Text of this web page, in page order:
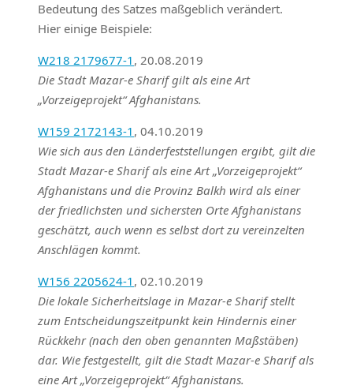
Bedeutung des Satzes maßgeblich verändert.
Hier einige Beispiele:
W218 2179677-1 , 20.08.2019
Die Stadt Mazar-e Sharif gilt als eine Art
„Vorzeigeprojekt“ Afghanistans.
W159 2172143-1 , 04.10.2019
Wie sich aus den Länderfeststellungen ergibt, gilt die
Stadt Mazar-e Sharif als eine Art „Vorzeigeprojekt“
Afghanistans und die Provinz Balkh wird als einer
der friedlichsten und sichersten Orte Afghanistans
geschätzt, auch wenn es selbst dort zu vereinzelten
Anschlägen kommt.
W156 2205624-1 , 02.10.2019
Die lokale Sicherheitslage in Mazar-e Sharif stellt
zum Entscheidungszeitpunkt kein Hindernis einer
Rückkehr (nach den oben genannten Maßstäben)
dar. Wie festgestellt, gilt die Stadt Mazar-e Sharif als
eine Art „Vorzeigeprojekt“ Afghanistans.